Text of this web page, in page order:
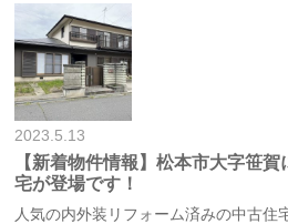
2023.5.13
【新着物件情報】松本市大字笹
宅が登場です！
人気の内外装リフォーム済みの中古住